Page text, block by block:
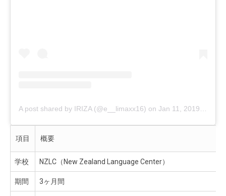
A post shared by IRIZA (@e__limaxx16) on Jan 11, 2019 at 2:43am PST
項目 概要
学校 NZLC（New Zealand Language Center）
期間 3ヶ月間